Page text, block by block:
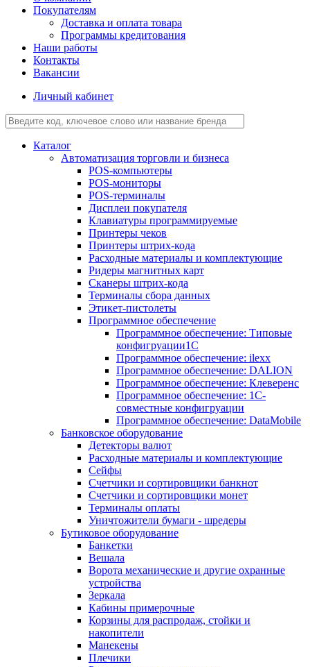
Покупателям
Доставка и оплата товара
Программы кредитования
Наши работы
Контакты
Вакансии
Личный кабинет
Каталог
Автоматизация торговли и бизнеса
POS-компьютеры
POS-мониторы
POS-терминалы
Дисплеи покупателя
Клавиатуры программируемые
Принтеры чеков
Принтеры штрих-кода
Расходные материалы и комплектующие
Ридеры магнитных карт
Сканеры штрих-кода
Терминалы сбора данных
Этикет-пистолеты
Программное обеспечение
Программное обеспечение: Типовые
конфигруации1С
Программное обеспечение: ilexx
Программное обеспечение: DALION
Программное обеспечение: Клеверенс
Программное обеспечение: 1С-
совместные конфигруации
Программное обеспечение: DataMobile
Банковское оборудование
Детекторы валют
Расходные материалы и комплектующие
Сейфы
Счетчики и сортировщики банкнот
Счетчики и сортировщики монет
Терминалы оплаты
Уничтожители бумаги - шредеры
Бутиковое оборудование
Банкетки
Вешала
Ворота механические и другие охранные
устройства
Зеркала
Кабины примерочные
Корзины для распродаж, стойки и
накопители
Манекены
Плечики